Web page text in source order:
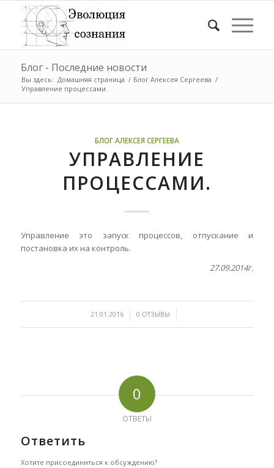
Блог - Последние новости
Вы здесь: Домашняя страница / Блог Алексея Сергеева /
Управление процессами.
БЛОГ АЛЕКСЕЯ СЕРГЕЕВА
УПРАВЛЕНИЕ
ПРОЦЕССАМИ.
Управление это запуск процессов, отпускание и
постановка их на контроль.
27.09.2014г.
21.01.2016
/ 0 ОТЗЫВЫ
/
0
ОТВЕТЫ
Ответить
Хотите присоединиться к обсуждению?